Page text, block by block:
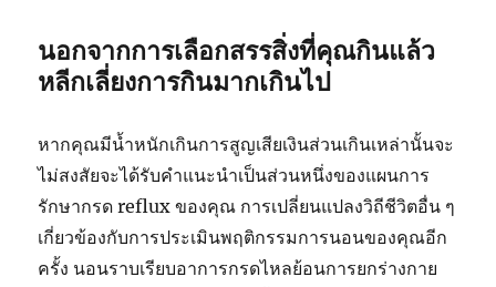
นอกจากการเลือกสรรสิ่งที่คุณกินแล้ว
หลีกเลี่ยงการกินมากเกินไป
หากคุณมีน้ำหนักเกินการสูญเสียเงินส่วนเกินเหล่านั้นจะ
ไม่สงสัยจะได้รับคำแนะนำเป็นส่วนหนึ่งของแผนการ
รักษากรด reflux ของคุณ การเปลี่ยนแปลงวิถีชีวิตอื่น ๆ
เกี่ยวข้องกับการประเมินพฤติกรรมการนอนของคุณอีก
ครั้ง นอนราบเรียบอาการกรดไหลย้อนการยกร่างกาย